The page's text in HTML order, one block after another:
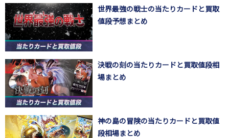
世界最強の戦士の当たりカードと買取
値段予想まとめ
決戦の刻の当たりカードと買取値段相
場まとめ
神の島の冒険の当たりカードと買取値
段相場まとめ